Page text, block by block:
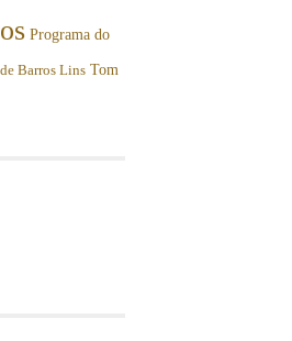
Programa do
Barros Lins Tom